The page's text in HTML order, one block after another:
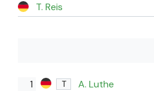
T. Reis
1 T A. Luthe